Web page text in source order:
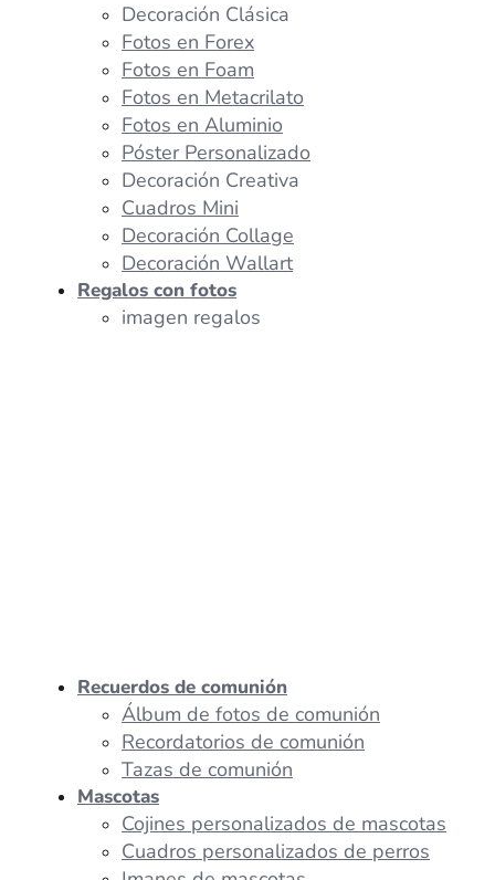
Decoración Clásica
Fotos en Forex
Fotos en Foam
Fotos en Metacrilato
Fotos en Aluminio
Póster Personalizado
Decoración Creativa
Cuadros Mini
Decoración Collage
Decoración Wallart
Regalos con fotos
imagen regalos
Recuerdos de comunión
Álbum de fotos de comunión
Recordatorios de comunión
Tazas de comunión
Mascotas
Cojines personalizados de mascotas
Cuadros personalizados de perros